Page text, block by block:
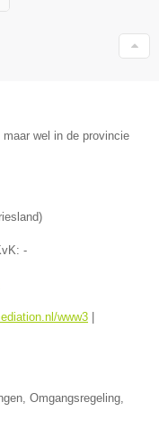
wel in de provincie
)
-
www3 |
Omgangsregeling,